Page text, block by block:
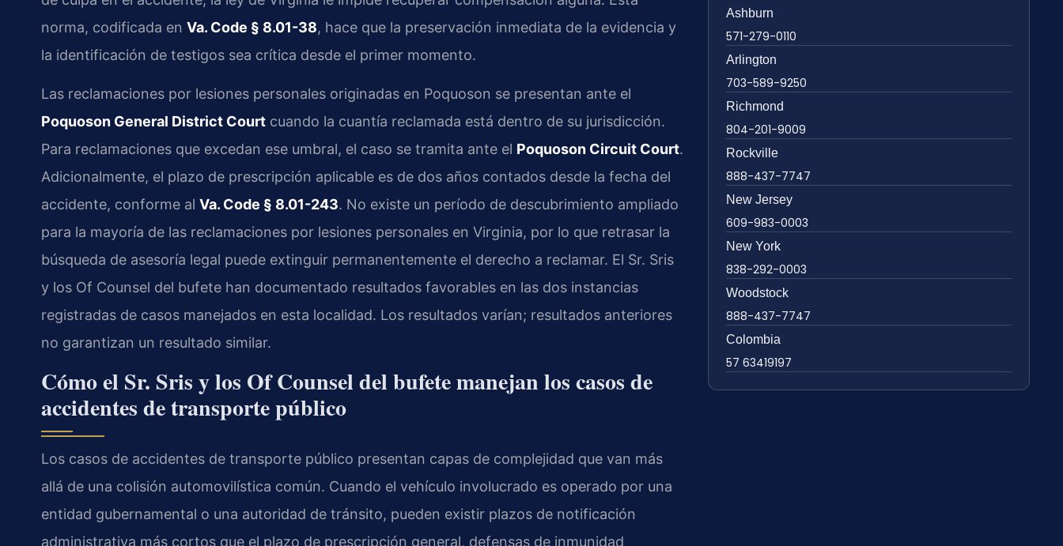
norma, codificada en Va. Code § 8.01-38, hace que la preservación inmediata de la evidencia y
la identificación de testigos sea crítica desde el primer momento.
Las reclamaciones por lesiones personales originadas en Poquoson se presentan ante el
Poquoson General District Court cuando la cuantía reclamada está dentro de su jurisdicción.
Para reclamaciones que excedan ese umbral, el caso se tramita ante el Poquoson Circuit Court.
Adicionalmente, el plazo de prescripción aplicable es de dos años contados desde la fecha del
accidente, conforme al Va. Code § 8.01-243. No existe un período de descubrimiento ampliado
para la mayoría de las reclamaciones por lesiones personales en Virginia, por lo que retrasar la
búsqueda de asesoría legal puede extinguir permanentemente el derecho a reclamar. El Sr. Sris
y los Of Counsel del bufete han documentado resultados favorables en las dos instancias
registradas de casos manejados en esta localidad. Los resultados varían; resultados anteriores
no garantizan un resultado similar.
Cómo el Sr. Sris y los Of Counsel del bufete manejan los casos de
accidentes de transporte público
Los casos de accidentes de transporte público presentan capas de complejidad que van más
allá de una colisión automovilística común. Cuando el vehículo involucrado es operado por una
entidad gubernamental o una autoridad de tránsito, pueden existir plazos de notificación
administrativa más cortos que el plazo de prescripción general, defensas de inmunidad
Ashburn
571-279-0110
Arlington
703-589-9250
Richmond
804-201-9009
Rockville
888-437-7747
New Jersey
609-983-0003
New York
838-292-0003
Woodstock
888-437-7747
Colombia
57 63419197